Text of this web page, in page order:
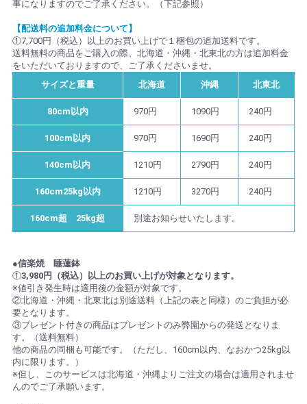
事になりますのでご了承ください。（下記参照）
【配送料の追加料金について】
①7,700円（税込）以上のお買い上げで１梱包の追加送料です。
送料無料の商品をご購入の際、北海道・沖縄・北東北の方は追加料金
をいただいておりますので、ご了承くださいませ。
サイズと重量
北海道 沖縄 北東北
80cm以内 970円 1090円 240円
100cm以内 970円 1690円 240円
140cm以内 1210円 2790円 240円
160cm25kg以内 1210円 3270円 240円
160cm超 25kg超 別途お知らせいたします。
●信楽焼 睡蓮鉢
①3,980円（税込）以上のお買い上げが対象となります。
※値引き発生時は適用後の金額が対象です。
②北海道・沖縄・北東北は別途送料（上記の表と同様）のご負担が必
要となります。
③プレゼント付きの商品はプレゼントのみ弊園からの発送となりま
す。（送料無料）
他の商品の同梱も可能です。（ただし、160cm以内、なおかつ25kg以
内に限ります。）
※但し、このサービスは北海道・沖縄よりご注文の場合は適用されませ
んのでご了承願います。